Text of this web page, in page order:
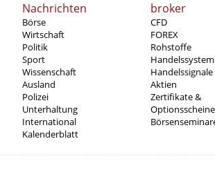
Nachrichten
Börse
Wirtschaft
Politik
Sport
Wissenschaft
Ausland
Polizei
Unterhaltung
International
Kalenderblatt
broker
CFD
FOREX
Rohstoffe
Handelssignale
Aktien
Zertifikate &
Optionsscheine